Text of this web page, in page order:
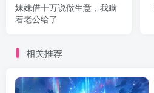
妹妹借十万说做生意，我瞒
着老公给了
相关推荐